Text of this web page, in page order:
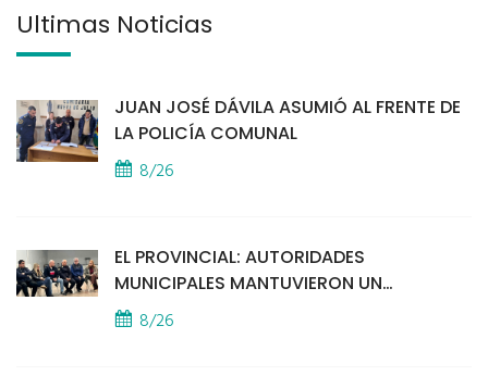
Últimas Noticias
JUAN JOSÉ DÁVILA ASUMIÓ AL FRENTE DE
LA POLICÍA COMUNAL
8/26
EL PROVINCIAL: AUTORIDADES
MUNICIPALES MANTUVIERON UN
ENCUENTRO CON VECINOS POR LA
SEGURIDAD
8/26